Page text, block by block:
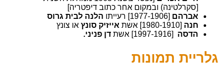
[סקרלטינה) ובמקום אחר כתוב דיפטריה]
אברהם [1977-1906] רעייתו
הלנה לבית גרוס
חנה [1980-1910] אשת אייזיק סונץ או צונץ
הדסה [1997-1916] אשת דן פניני.
גלריית תמונות